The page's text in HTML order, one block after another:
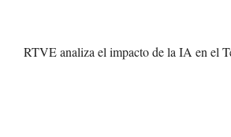
RTVE analiza el impacto de la IA en el